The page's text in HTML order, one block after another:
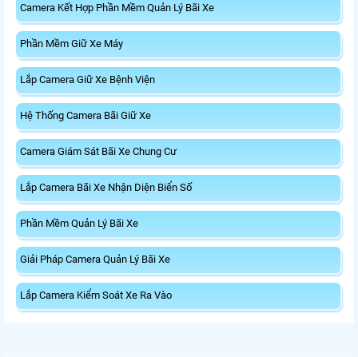
Camera Kết Hợp Phần Mềm Quản Lý Bãi Xe
Phần Mềm Giữ Xe Máy
Lắp Camera Giữ Xe Bệnh Viện
Hệ Thống Camera Bãi Giữ Xe
Camera Giám Sát Bãi Xe Chung Cư
Lắp Camera Bãi Xe Nhận Diện Biển Số
Phần Mềm Quản Lý Bãi Xe
Giải Pháp Camera Quản Lý Bãi Xe
Lắp Camera Kiểm Soát Xe Ra Vào